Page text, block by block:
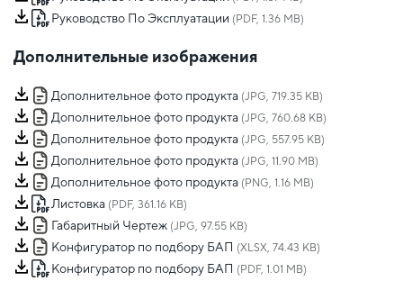
Руководство По Эксплуатации (PDF, 1.36 MB)
Дополнительные изображения
Дополнительное фото продукта (JPG, 719.35 KB)
Дополнительное фото продукта (JPG, 760.68 KB)
Дополнительное фото продукта (JPG, 557.95 KB)
Дополнительное фото продукта (JPG, 11.90 MB)
Дополнительное фото продукта (PNG, 1.16 MB)
Листовка (PDF, 361.16 KB)
Габаритный Чертеж (JPG, 97.55 KB)
Конфигуратор по подбору БАП (XLSX, 74.43 KB)
Конфигуратор по подбору БАП (PDF, 1.01 MB)